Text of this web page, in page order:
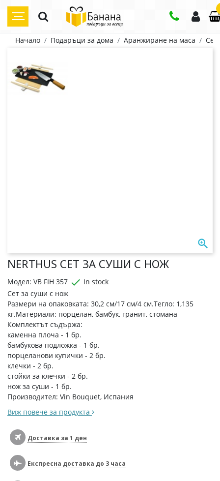
Начало Подаръци за дома Аранжиране на маса

NERTHUS СЕТ ЗА СУШИ С НОЖ
Модел: VB FIH 357  In stock
Сет за суши с нож
Размери на опаковката: 30,2 см/17 см/4 см.Тегло: 1,135
кг.Материали: порцелан, бамбук, гранит, стомана
Комплектът съдържа:
каменна плоча - 1 бр.
бамбукова подложка - 1 бр.
порцеланови купички - 2 бр.
клечки - 2 бр.
стойки за клечки - 2 бр.
нож за суши - 1 бр.
Производител: Vin Bouquet, Испания
Виж повече за продукта
Доставка за 1 ден
Експресна доставка до 3 часа